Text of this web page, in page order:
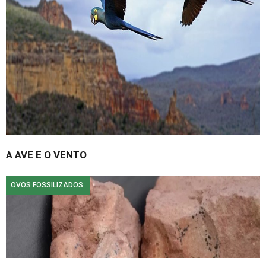
A AVE E O VENTO
OVOS FOSSILIZADOS